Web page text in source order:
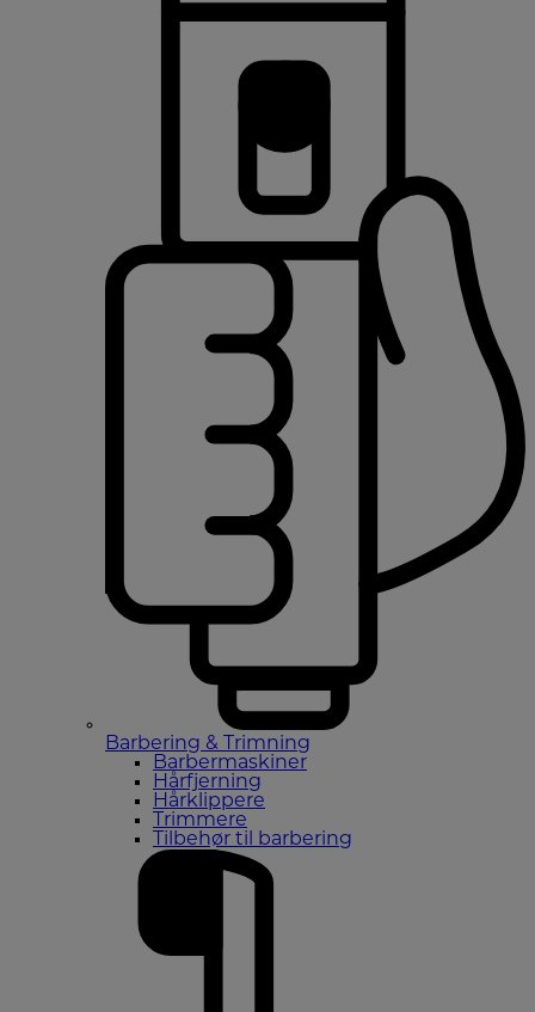
Barbering & Trimning
Barbermaskiner
Hårfjerning
Hårklippere
Trimmere
Tilbehør til barbering